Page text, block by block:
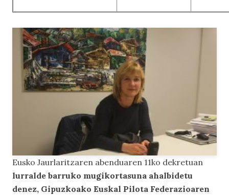
Eusko Jaurlaritzaren abenduaren 11ko dekretuan
lurralde barruko mugikortasuna ahalbidetu
denez, Gipuzkoako Euskal Pilota Federazioaren